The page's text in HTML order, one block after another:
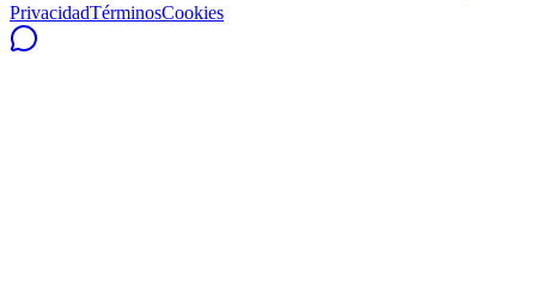
PrivacidadTérminosCookies